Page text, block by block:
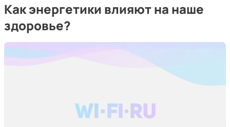
Как энергетики влияют на наше
здоровье?